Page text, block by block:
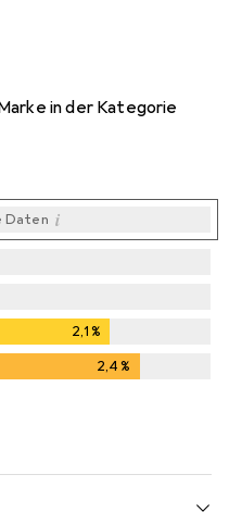
in der Kategorie
Daten i
2,1%
2,4%